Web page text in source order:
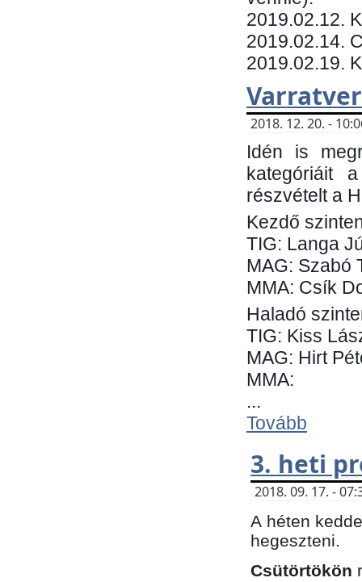
​2019.02.12.
2019.02.14.
2019.02.19.
2018. 12. 20. -
Idén is
kategóriáit
részvételt a
Kezdő
TIG: Langa
MAG: Szabó
MMA: Csík
Haladó
TIG: Kiss
MAG: Hirt
MMA:
...
Tovább
3. heti
2018. 09. 17. -
A héten
hegeszteni.
Csütörtökön